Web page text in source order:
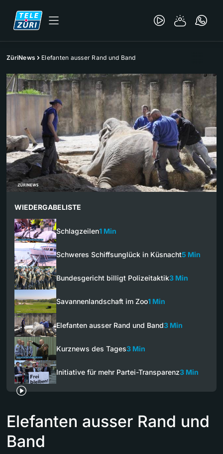
ZüriNews Elefanten ausser Rand und Band
WIEDERGABELISTE
Schlagzeilen1 Min
Schweres Schiffsunglück in Küsnacht5 Min
Bundesgericht billigt Polizeitaktik3 Min
Savannenlandschaft im Zoo1 Min
Elefanten ausser Rand und Band3 Min
Kurznews des Tages3 Min
Initiative für mehr Partei-Transparenz3 Min
Elefanten ausser Rand und
Band